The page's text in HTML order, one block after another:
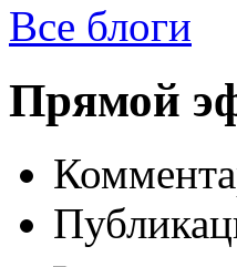
Все блоги
Прямой